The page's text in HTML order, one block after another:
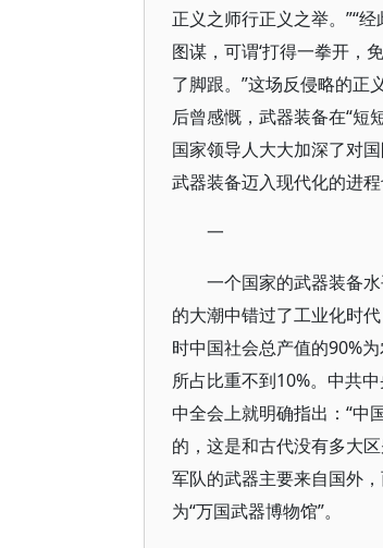
正义之师行正义之举。”“
图谋，可谓‘打得一拳开，
了脚跟。”这场反侵略的正
后曾感慨，武器装备在“短
国家领导人大大加深了对
武器装备迈入现代化的进程
一
一个国家的武器装备
的大潮中错过了工业化时
时中国社会总产值的90%
所占比重不到10%。中共
中全会上就明确指出：“中
的，这是和古代没有多大
军队的武器主要来自国外
为“万国武器博物馆”。